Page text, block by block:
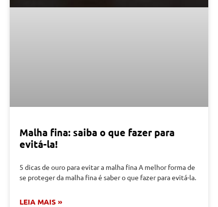
Malha fina: saiba o que fazer para
evitá-la!
5 dicas de ouro para evitar a malha fina A melhor forma de
se proteger da malha fina é saber o que fazer para evitá-la.
LEIA MAIS »